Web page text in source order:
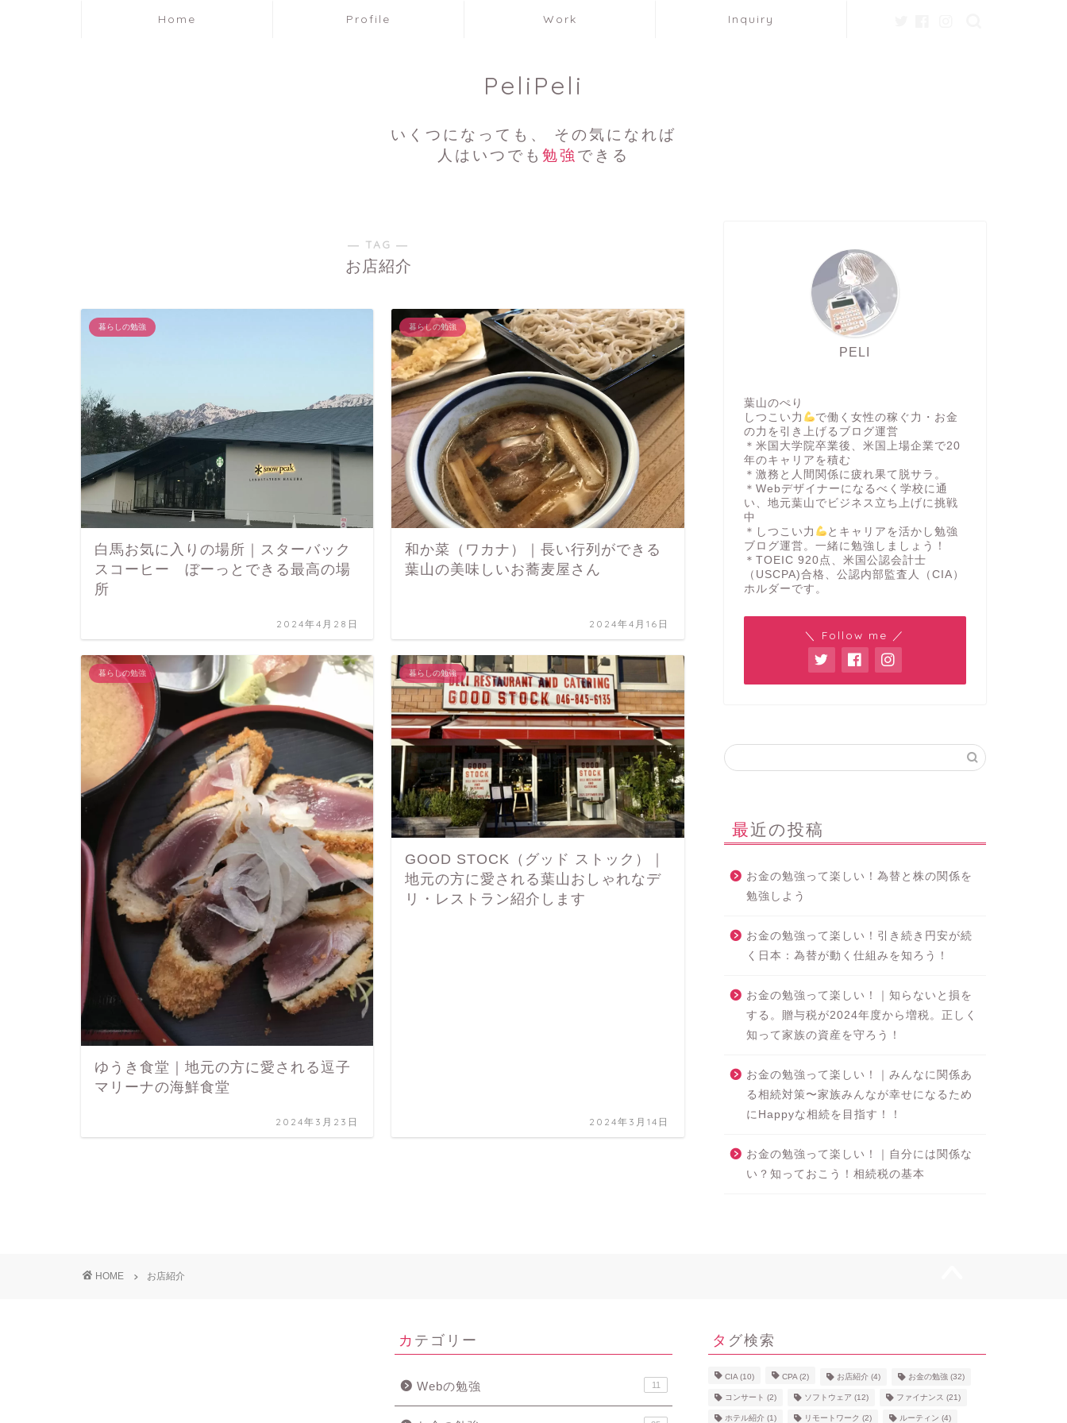
Home Profile Work Inquiry
PeliPeli
いくつになっても、 その気になれば
人はいつでも 勉強 できる
― TAG ―
お店紹介
暮らしの勉強
白馬お気に入りの場所｜スターバック
スコーヒー ぼーっとできる最高の場
所
2024年4月28日
暮らしの勉強
和か菜（ワカナ）｜長い行列ができる
葉山の美味しいお蕎麦屋さん
2024年4月16日
暮らしの勉強
ゆうき食堂｜地元の方に愛される逗子
マリーナの海鮮食堂
2024年3月23日
暮らしの勉強
GOOD STOCK（グッド ストック）｜
地元の方に愛される葉山おしゃれなデ
リ・レストラン紹介します
2024年3月14日
PELI
葉山のぺり
しつこい力
で働く女性の稼ぐ力・お金
の力を引き上げるブログ運営
＊米国大学院卒業後、米国上場企業で20
年のキャリアを積む
＊激務と人間関係に疲れ果て脱サラ。
＊Webデザイナーになるべく学校に通
い、地元葉山でビジネス立ち上げに挑戦
中
＊しつこい力
とキャリアを活かし勉強
ブログ運営。一緒に勉強しましょう！
＊TOEIC 920点、米国公認会計士
（USCPA)合格、公認内部監査人（CIA）
ホルダーです。
＼ Follow me ／
最近の投稿
お金の勉強って楽しい！為替と株の関係を
勉強しよう
お金の勉強って楽しい！引き続き円安が続
く日本：為替が動く仕組みを知ろう！
お金の勉強って楽しい！｜知らないと損を
する。贈与税が2024年度から増税。正しく
知って家族の資産を守ろう！
お金の勉強って楽しい！｜みんなに関係あ
る相続対策〜家族みんなが幸せになるため
にHappyな相続を目指す！！
お金の勉強って楽しい！｜自分には関係な
い？知っておこう！相続税の基本
HOME お店紹介
カテゴリー
Webの勉強 11
タグ検索
CIA (10) CPA (2) お店紹介 (4) お金の勉強 (32)
コンサート (2) ソフトウェア (12) ファイナンス (21)
ホテル紹介 (1) リモートワーク (2) ルーティン (4)